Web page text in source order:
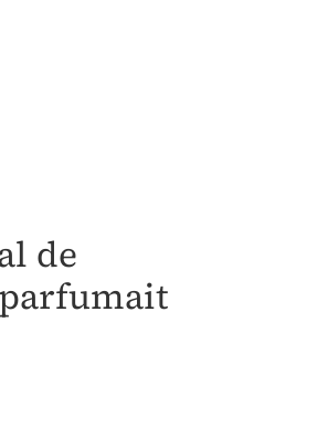
de
parfumait